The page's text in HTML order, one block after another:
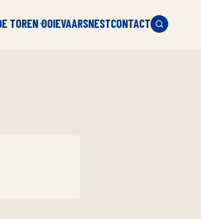
TOREN OOIEVAARSNESTCONTACT